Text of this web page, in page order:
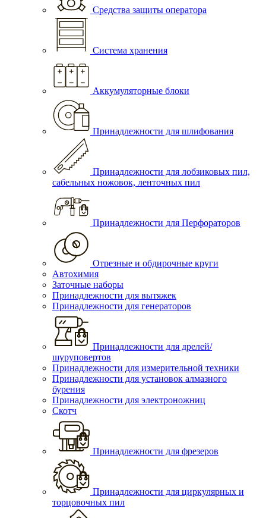
Средства защиты оператора
Система хранения
Аккумуляторные блоки
Принадлежности для шлифования
Принадлежности для лобзиковых пил,
сабельных ножовок, ленточных пил
Принадлежности для Перфораторов
Отрезные и обдирочные круги
Автохимия
Заточные наборы
Принадлежности для вытяжек
Принадлежности для генераторов
Принадлежности для дрелей/
шуруповертов
Принадлежности для измерительной техники
Принадлежности для установок алмазного
бурения
Принадлежности для электроножниц
Скотч
Принадлежности для фрезеров
Принадлежности для циркулярных и
торцовочных пил